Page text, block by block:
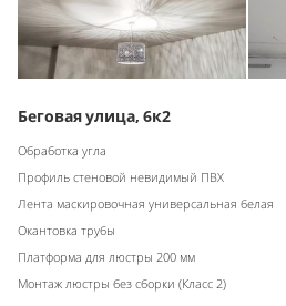
Беговая улица, 6к2
Обработка угла
Профиль стеновой невидимый ПВХ
Лента маскировочная универсальная белая
Окантовка трубы
Платформа для люстры 200 мм
Монтаж люстры без сборки (Класс 2)